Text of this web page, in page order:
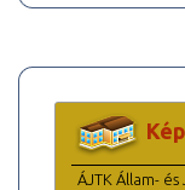
ÁJTK Állam-